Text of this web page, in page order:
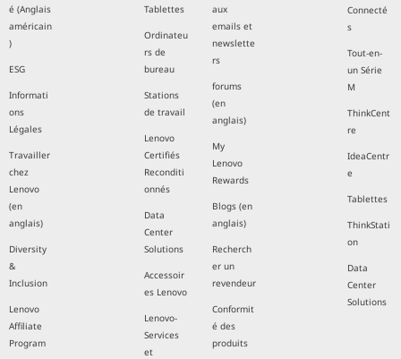
é (Anglais
américain
)
ESG
Informati
ons
Légales
Travailler
chez
Lenovo
(en
anglais)
Diversity
&
Inclusion
Lenovo
Affiliate
Program
Tablettes
Ordinateu
rs de
bureau
Stations
de travail
Lenovo
Certifiés
Reconditi
onnés
Data
Center
Solutions
Accessoir
es Lenovo
Lenovo-
Services
et
aux
emails et
newslette
rs
forums
(en
anglais)
My
Lenovo
Rewards
Blogs (en
anglais)
Recherch
er un
revendeur
Conformit
é des
produits
Connecté
s
Tout-en-
un Série
M
ThinkCent
re
IdeaCentr
e
Tablettes
ThinkStati
on
Data
Center
Solutions